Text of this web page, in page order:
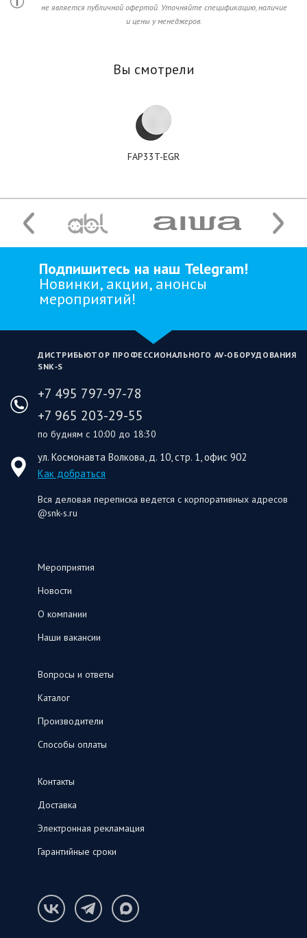
не является публичной офертой. Уточняйте спецификацию, наличие
и цены у менеджеров.
Вы смотрели
FAP33T-EGR
Подпишитесь на наш Telegram!
Новинки, акции, анонсы
мероприятий!
ДИСТРИБЬЮТОР ПРОФЕССИОНАЛЬНОГО AV‑ОБОРУДОВАНИЯ
SNK‑S
+7 495 797-97-78
+7 965 203-29-55
по будням с 10:00 до 18:30
ул. Космонавта Волкова, д. 10, стр. 1, офис 902
Как добраться
Вся деловая переписка ведется с корпоративных адресов
@snk-s.ru
Мероприятия
Новости
О компании
Наши вакансии
Вопросы и ответы
Каталог
Производители
Способы оплаты
Контакты
Доставка
Электронная рекламация
Гарантийные сроки